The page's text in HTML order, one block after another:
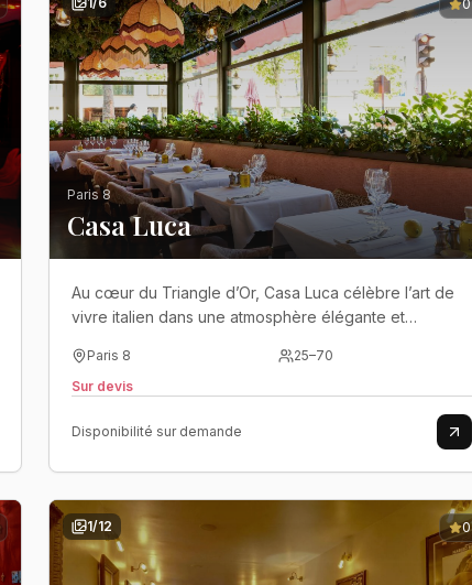
0
Paris 8
Casa Luca
Au cœur du Triangle d’Or, Casa Luca célèbre l’art de
vivre italien dans une atmosphère élégante et
Paris 8 25–70
Sur devis
Disponibilité sur demande
1/12 0